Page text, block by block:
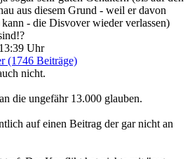
aus diesem Grund - weil er davon
- die Disvover wieder verlassen)
Uhr
(1746 Beiträge)
nicht.
die ungefähr 13.000 glauben.
auf einen Beitrag der gar nicht an